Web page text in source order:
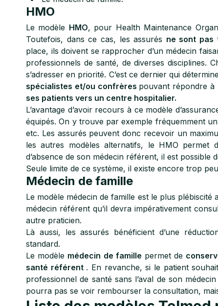
HMO
Le modèle HMO, pour Health Maintenance
Toutefois, dans ce cas, les assurés ne sont pas
place, ils doivent se rapprocher d’un médecin
professionnels de santé, de diverses disciplines.
s’adresser en priorité. C’est ce dernier qui
spécialistes et/ou confrères pouvant répondre à
ses patients vers un centre hospitalier.
L’avantage d’avoir recours à ce modèle
équipés. On y trouve par exemple fréquemment
etc. Les assurés peuvent donc recevoir un
les autres modèles alternatifs, le HMO permet
d’absence de son médecin référent, il est
Seule limite de ce système, il existe encore trop
Médecin de famille
Le modèle médecin de famille est le plus
médecin référent qu’il devra impérativement
autre praticien.
Là aussi, les assurés bénéficient d’une
standard.
Le modèle médecin de famille permet de
santé référent . En revanche, si le patient
professionnel de santé sans l’aval de son
pourra pas se voir rembourser la consultation,